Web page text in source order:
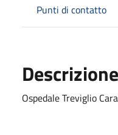
Punti di contatto
Descrizione
Ospedale Treviglio